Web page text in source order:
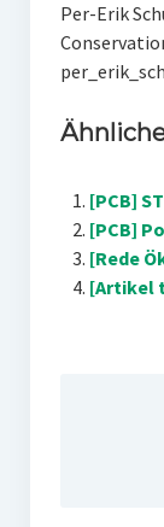
Per-Erik
[PCB]
[PCB]
[Rede
[Artikel